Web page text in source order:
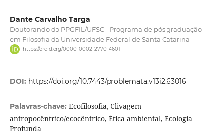
Dante Carvalho Targa
Doutorando do PPGFIL/UFSC - Programa de pós graduação
em Filosofia da Universidade Federal de Santa Catarina
https://orcid.org/0000-0002-2770-4601
DOI: https://doi.org/10.7443/problemata.v13i2.63016
Palavras-chave: Ecofilosofia, Clivagem
antropocêntrico/ecocêntrico, Ética ambiental, Ecologia
Profunda